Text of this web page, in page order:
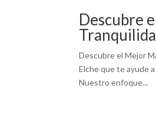
Descubre
Descubre el Mejor
Elche que te ayude
Nuestro enfoque...